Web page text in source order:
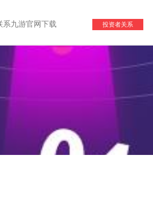
系九游官网下载 投资者关系